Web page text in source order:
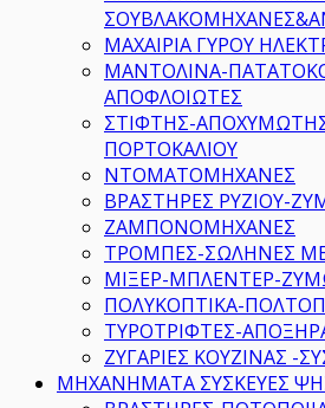
ΜΑΧΑΙΡΙΑ ΓΥΡΟΥ
ΜΑΝΤΟΛΙΝΑ-
ΑΠΟΦΛΟΙΩΤΕΣ
ΣΤΙΦΤΗΣ-
ΠΟΡΤΟΚΑΛΙΟΥ
ΝΤΟΜΑΤΟΜΗΧΑΝΕΣ
ΒΡΑΣΤΗΡΕΣ ΡΥΖΙΟΥ-
ΖΑΜΠΟΝΟΜΗΧΑΝΕΣ
ΤΡΟΜΠΕΣ-ΣΩΛΗΝΕΣ
ΜΙΞΕΡ-ΜΠΛΕΝΤΕΡ-
ΠΟΛΥΚΟΠΤΙΚΑ-
ΤΥΡΟΤΡΙΦΤΕΣ-
ΖΥΓΑΡΙΕΣ ΚΟΥΖΙΝΑΣ -
ΜΗΧΑΝΗΜΑΤΑ ΣΥΣΚΕΥΕΣ